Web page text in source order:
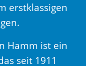
erstklassigen
Hamm ist ein
seit 1911